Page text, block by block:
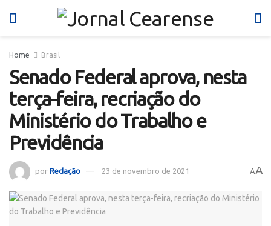
Home Brasil
Senado Federal aprova, nesta
terça-feira, recriação do
Ministério do Trabalho e
Previdência
por Redação 23 de novembro de 2021 AA